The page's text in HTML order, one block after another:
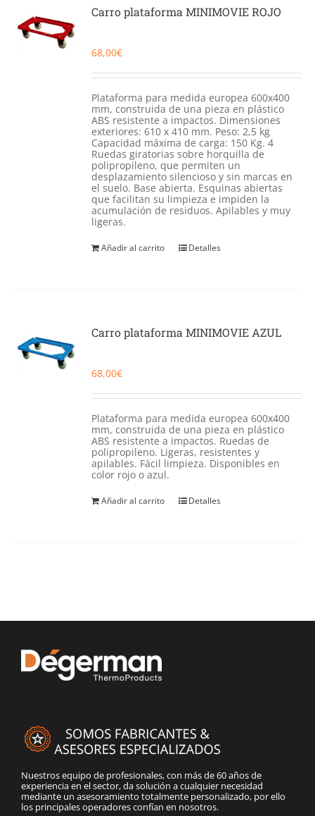
Food Service y Vending
Carro plataforma MINIMOVIE ROJO
68,00€
Plataforma para medida europea 600x400
mm, construida de una pieza en plástico
ABS resistente a impactos. Dimensiones
exteriores: 610 x 410 mm. Peso: 2,5 kg
Capacidad máxima de carga: 150 Kg. 4
Ruedas giratorias sobre horquilla de
polipropileno, que permiten un
desplazamiento silencioso y sin marcas en
el suelo. Base abierta. Esquinas abiertas
que facilitan su limpieza e impiden la
acumulación de residuos. Apilables y muy
ligeras.
Añadir al carrito Detalles
Carro plataforma MINIMOVIE AZUL
68,00€
Plataforma para medida europea 600x400
mm, construida de una pieza en plástico
ABS resistente a impactos. Ruedas de
polipropileno. Ligeras, resistentes y
apilables. Fácil limpieza. Disponibles en
color rojo o azul.
Añadir al carrito Detalles
Nuestros equipo de profesionales, con más de 60 años de
experiencia en el sector, da solución a cualquier necesidad
mediante un asesoramiento totalmente personalizado, por ello
los principales operadores confían en nosotros.